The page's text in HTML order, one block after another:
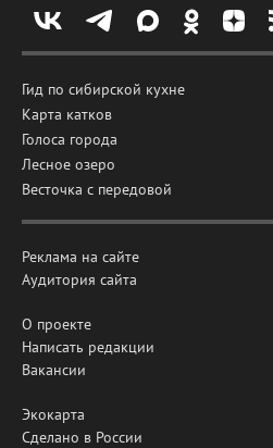
Гид по сибирской кухне
Карта катков
Голоса города
Лесное озеро
Весточка с передовой
Реклама на сайте
Аудитория сайта
О проекте
Написать редакции
Вакансии
Экокарта
Сделано в России